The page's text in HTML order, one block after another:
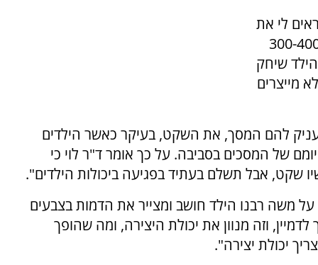
לי את
שלהם ואני רואה ארון עצום עם 300-400
שיחק
מייצרים
להם המסך, את השקט, בעיקר כאשר הילדים
של המסכים בסביבה. על כך אומר ד"ר לוי כי
שקט, אבל תשלם בעתיד בפגיעה ביכולות הילדים".
משה רבנו הילד חושב ומצייר את הדמות בצבעים
וזה מנוון את יכולת היצירה, ומה שהופך
יכולת יצירה".